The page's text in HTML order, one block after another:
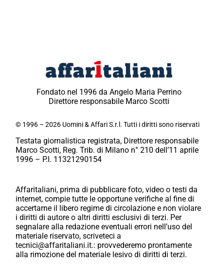
Fondato nel 1996 da Angelo Maria Perrino
Direttore responsabile Marco Scotti
© 1996 – 2026 Uomini & Affari S.r.l. Tutti i diritti sono riservati
Testata giornalistica registrata, Direttore responsabile
Marco Scotti, Reg. Trib. di Milano n° 210 dell’11 aprile
1996 – P.I. 11321290154
Affaritaliani, prima di pubblicare foto, video o testi da
internet, compie tutte le opportune verifiche al fine di
accertarne il libero regime di circolazione e non violare
i diritti di autore o altri diritti esclusivi di terzi. Per
segnalare alla redazione eventuali errori nell’uso del
materiale riservato, scriveteci a
tecnici@affaritaliani.it.: provvederemo prontamente
alla rimozione del materiale lesivo di diritti di terzi.